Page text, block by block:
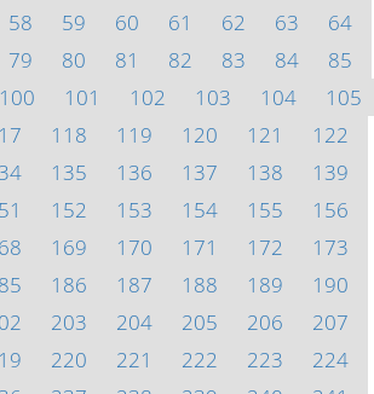
58 59 60 61 62 63
64
79 80 81 82 83 84
85
100 101 102 103 104
105
118 119 120 121
122
135 136 137 138
139
152 153 154 155
156
169 170 171 172
173
186 187 188 189
190
203 204 205 206
207
220 221 222 223
224